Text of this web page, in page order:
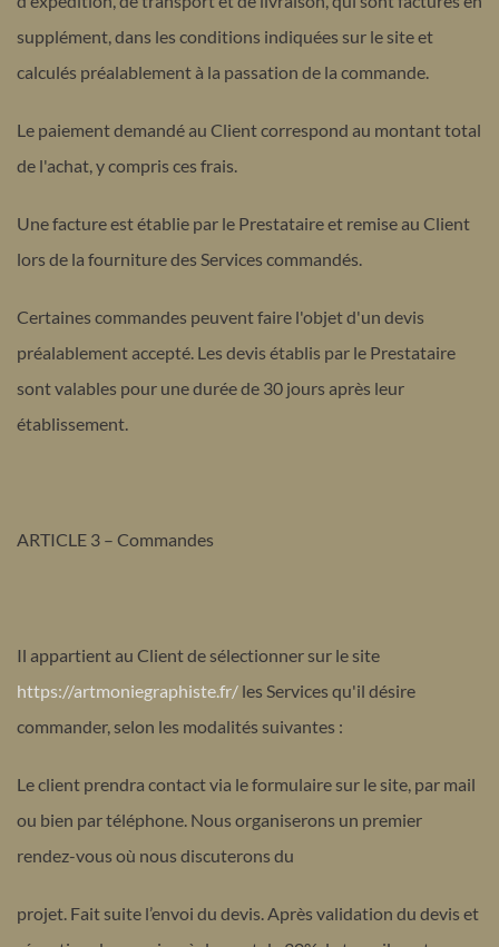
supplément, dans les conditions indiquées sur le site et
calculés préalablement à la passation de la commande.
Le paiement demandé au Client correspond au montant total
de l'achat, y compris ces frais.
Une facture est établie par le Prestataire et remise au Client
lors de la fourniture des Services commandés.
Certaines commandes peuvent faire l'objet d'un devis
préalablement accepté. Les devis établis par le Prestataire
sont valables pour une durée de 30 jours après leur
établissement.
ARTICLE 3 – Commandes
Il appartient au Client de sélectionner sur le site
https://artmoniegraphiste.fr/ les Services qu'il désire
commander, selon les modalités suivantes :
Le client prendra contact via le formulaire sur le site, par mail
ou bien par téléphone. Nous organiserons un premier
rendez-vous où nous discuterons du
projet. Fait suite l’envoi du devis. Après validation du devis et